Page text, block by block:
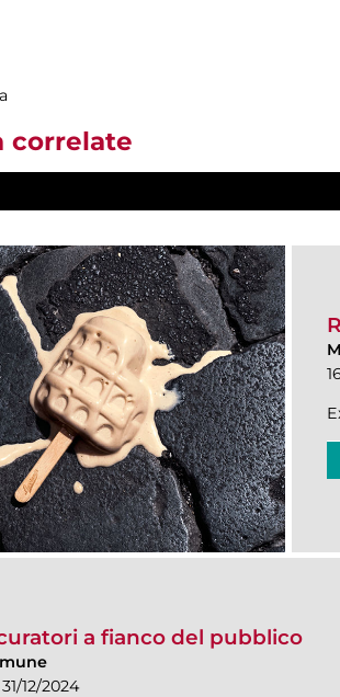
correlate
a fianco del pubblico
12/2024